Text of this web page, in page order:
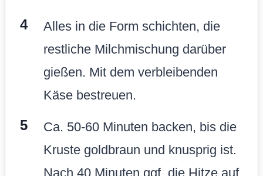
Alles in die Form schichten, die
restliche Milchmischung darüber
gießen. Mit dem verbleibenden
Käse bestreuen.
Ca. 50-60 Minuten backen, bis die
Kruste goldbraun und knusprig ist.
Nach 40 Minuten ggf. die Hitze auf